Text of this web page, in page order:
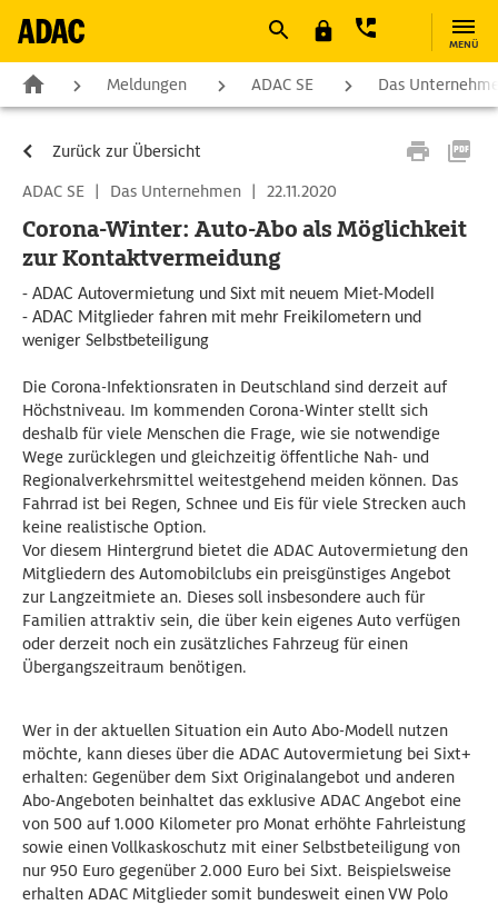
MENÜ
Meldungen ADAC SE Das
Zurück zur Übersicht
ADAC SE | Das Unternehmen | 22.11.2020
Corona-Winter: Auto-Abo als Möglichkeit
zur Kontaktvermeidung
- ADAC Autovermietung und Sixt mit neuem Miet-Modell
- ADAC Mitglieder fahren mit mehr Freikilometern und
weniger Selbstbeteiligung
Die Corona-Infektionsraten in Deutschland sind derzeit auf
Höchstniveau. Im kommenden Corona-Winter stellt sich
deshalb für viele Menschen die Frage, wie sie notwendige
Wege zurücklegen und gleichzeitig öffentliche Nah- und
Regionalverkehrsmittel weitestgehend meiden können. Das
Fahrrad ist bei Regen, Schnee und Eis für viele Strecken auch
keine realistische Option.
Vor diesem Hintergrund bietet die ADAC Autovermietung den
Mitgliedern des Automobilclubs ein preisgünstiges Angebot
zur Langzeitmiete an. Dieses soll insbesondere auch für
Familien attraktiv sein, die über kein eigenes Auto verfügen
oder derzeit noch ein zusätzliches Fahrzeug für einen
Übergangszeitraum benötigen.
Wer in der aktuellen Situation ein Auto Abo-Modell nutzen
möchte, kann dieses über die ADAC Autovermietung bei Sixt+
erhalten: Gegenüber dem Sixt Originalangebot und anderen
Abo-Angeboten beinhaltet das exklusive ADAC Angebot eine
von 500 auf 1.000 Kilometer pro Monat erhöhte Fahrleistung
sowie einen Vollkaskoschutz mit einer Selbstbeteiligung von
nur 950 Euro gegenüber 2.000 Euro bei Sixt. Beispielsweise
erhalten ADAC Mitglieder somit bundesweit einen VW Polo